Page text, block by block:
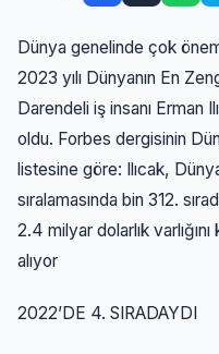
Dünya genelinde çok
2023 yılı Dünyanın En
Darendeli iş insanı Erman
oldu. Forbes dergisinin
listesine göre: Ilıcak,
sıralamasında bin 312.
2.4 milyar dolarlık
alıyor
2022’DE 4. SIRADAYDI